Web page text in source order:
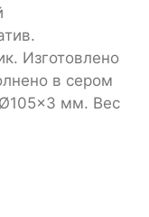
Изготовлено
в сером
мм. Вес